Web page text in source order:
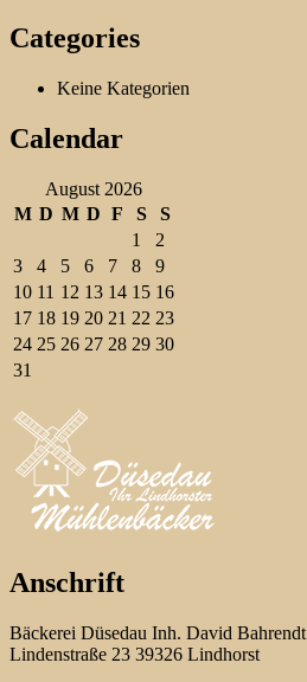
Categories
Keine Kategorien
Calendar
August 2026
M D M D F S
S
1
2
3
4 5 6 7 8
9
10 11 12 13 14 15 16
17 18 19 20 21 22 23
24 25 26 27 28 29 30
31
Anschrift
Bäckerei Düsedau Inh. David Bahrendt
Lindenstraße 23 39326 Lindhorst